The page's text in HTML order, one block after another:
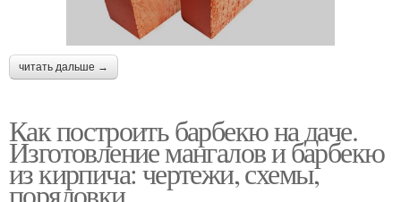
читать дальше →
Как построить барбекю на даче.
Изготовление мангалов и барбекю
из кирпича: чертежи, схемы,